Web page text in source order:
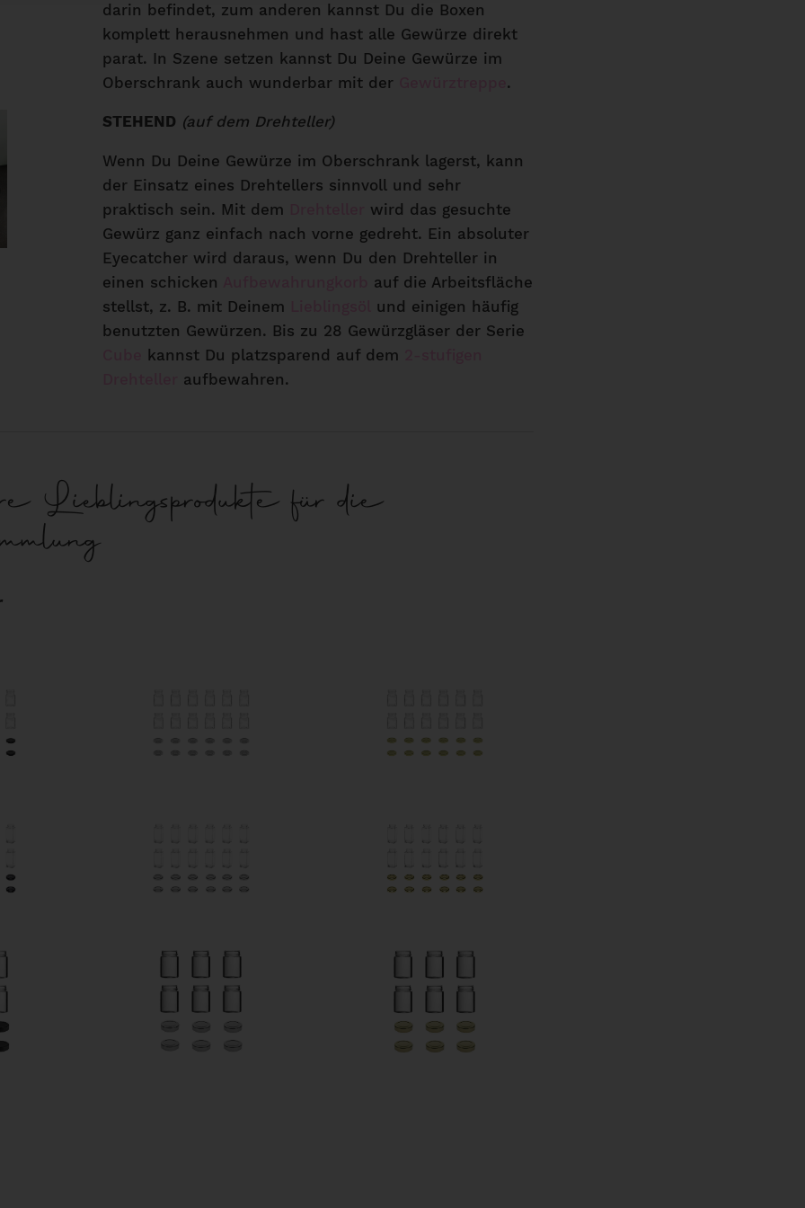
darin befindet, zum anderen kannst Du die Boxen
komplett herausnehmen und hast alle Gewürze direkt
parat. In Szene setzen kannst Du Deine Gewürze im
Oberschrank auch wunderbar mit der
.
STEHEND (auf dem Drehteller)
Wenn Du Deine Gewürze im Oberschrank lagerst, kann
der Einsatz eines Drehtellers sinnvoll und sehr
praktisch sein. Mit dem
wird das gesuchte
Gewürz ganz einfach nach vorne gedreht. Ein absoluter
Eyecatcher wird daraus, wenn Du den Drehteller in
einen schicken
auf die Arbeitsfläche
stellst, z. B. mit Deinem
und einigen häufig
benutzten Gewürzen. Bis zu 28 Gewürzgläser der Serie
kannst Du platzsparend auf dem
aufbewahren.
Lieblingsprodukte für die